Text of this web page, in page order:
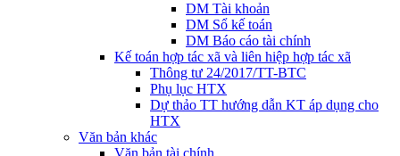
DM Tài khoản
DM Sổ kế toán
DM Báo cáo tài chính
Kế toán hợp tác xã và liên hiệp hợp tác xã
Thông tư 24/2017/TT-BTC
Phụ lục HTX
Dự thảo TT hướng dẫn KT áp dụng cho
HTX
Văn bản khác
Văn bản tài chính